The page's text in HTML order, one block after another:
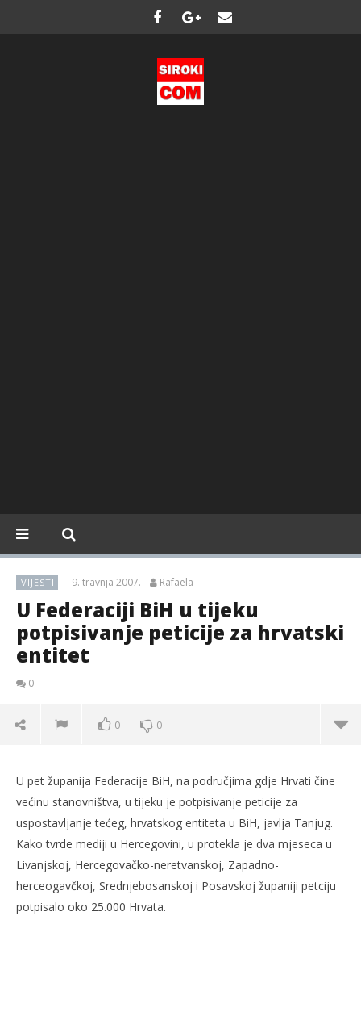
VIJESTI 9. travnja 2007. Rafaela
U Federaciji BiH u tijeku
potpisivanje peticije za hrvatski
entitet
0
0 0
hrvatski entitet
9.
2007.
U pet županija Federacije BiH, na područjima gdje Hrvati čine
većinu stanovništva, u tijeku je potpisivanje peticije za
uspostavljanje tećeg, hrvatskog entiteta u BiH, javlja Tanjug.
Kako tvrde mediji u Hercegovini, u protekla je dva mjeseca u
Livanjskoj, Hercegovačko-neretvanskoj, Zapadno-
herceogavčkoj, Srednjebosanskoj i Posavskoj županiji petciju
potpisalo oko 25.000 Hrvata.